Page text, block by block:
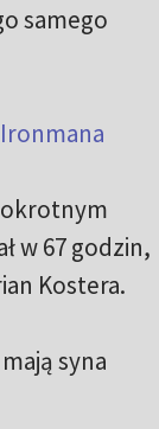
samego
w 67 godzin,
Kostera.
syna